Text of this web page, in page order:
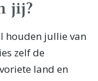
jij?
houden jullie van
zelf de
land en